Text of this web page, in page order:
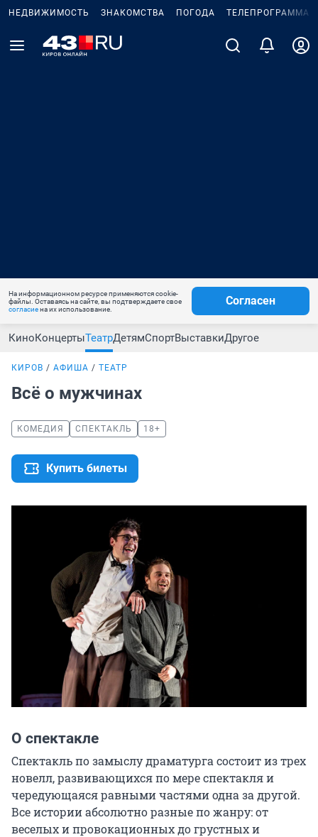
НЕДВИЖИМОСТЬ ЗНАКОМСТВА ПОГОДА ТЕЛЕПРОГРАММА
На информационном ресурсе применяются cookie-
файлы. Оставаясь на сайте, вы подтверждаете свое
согласиена их использование.
Согласен
КиноКонцертыТеатрДетямСпортВыставкиДругое
КИРОВ АФИША ТЕАТР
Всё о мужчинах
КОМЕДИЯ СПЕКТАКЛЬ 18+
Купить билеты
О спектакле
Спектакль по замыслу драматурга состоит из трех
новелл, развивающихся по мере спектакля и
чередующаяся равными частями одна за другой.
Все истории абсолютно разные по жанру: от
веселых и провокационных до грустных и